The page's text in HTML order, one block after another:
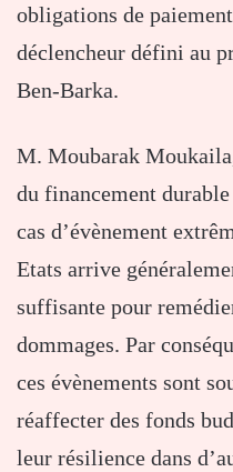
obligations de
déclencheur défini au
Ben-Barka.
M. Moubarak
du financement
cas d’évènement
Etats arrive
suffisante pour
dommages. Par
ces évènements sont
réaffecter des fonds
leur résilience dans